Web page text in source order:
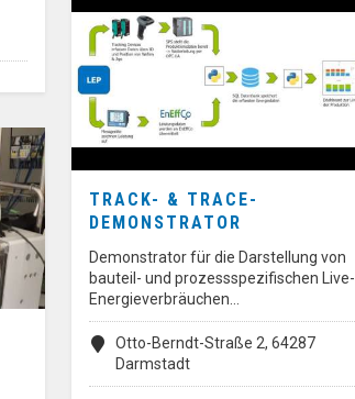
TRACK- & TRACE-
DEMONSTRATOR
Demonstrator für die Darstellung von
bauteil- und prozessspezifischen Live-
Energieverbräuchen…
Otto-Berndt-Straße 2, 64287
Darmstadt